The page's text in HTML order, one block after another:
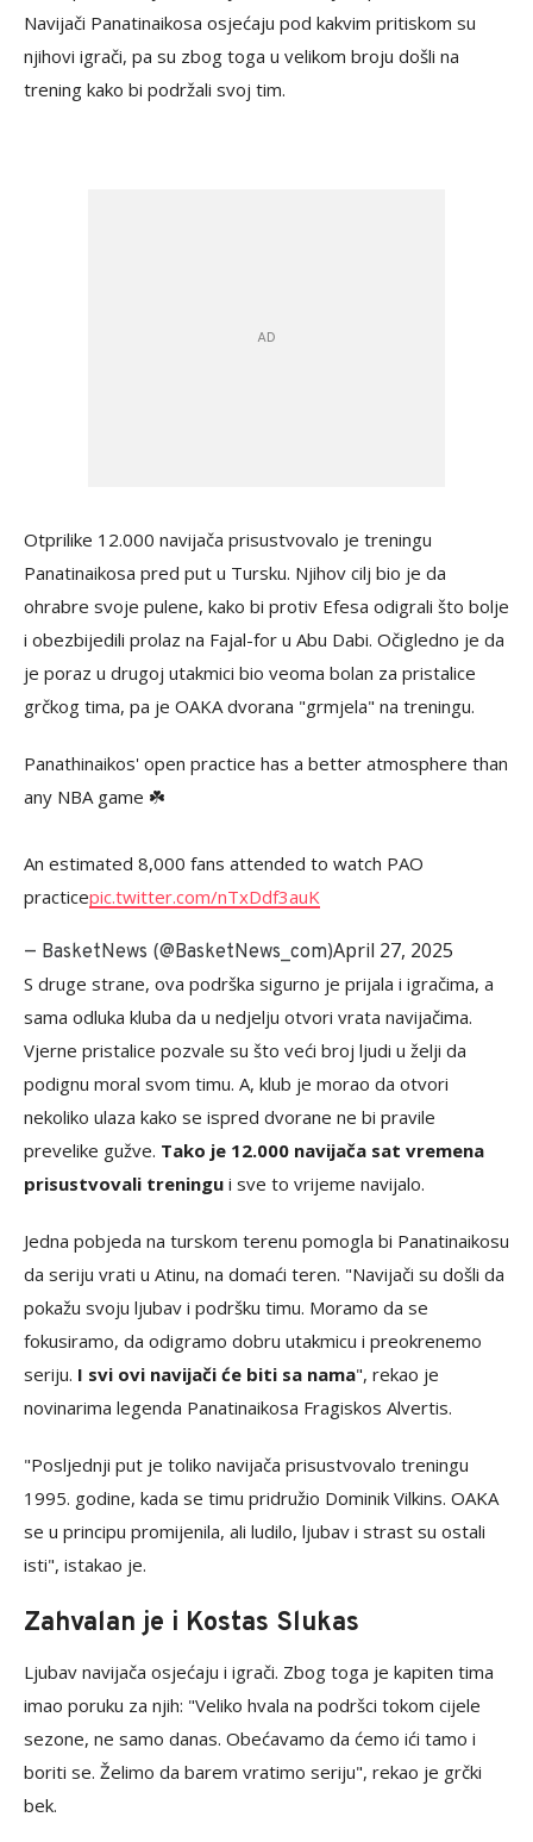
Navijači Panatinaikosa osjećaju pod kakvim pritiskom su
njihovi igrači, pa su zbog toga u velikom broju došli na
trening kako bi podržali svoj tim.
Otprilike 12.000 navijača prisustvovalo je treningu
Panatinaikosa pred put u Tursku. Njihov cilj bio je da
ohrabre svoje pulene, kako bi protiv Efesa odigrali što bolje
i obezbijedili prolaz na Fajal-for u Abu Dabi. Očigledno je da
je poraz u drugoj utakmici bio veoma bolan za pristalice
grčkog tima, pa je OAKA dvorana "grmjela" na treningu.
Panathinaikos' open practice has a better atmosphere than
any NBA game ☘️
An estimated 8,000 fans attended to watch PAO
practicepic.twitter.com/nTxDdf3auK
— BasketNews (@BasketNews_com)April 27, 2025
S druge strane, ova podrška sigurno je prijala i igračima, a
sama odluka kluba da u nedjelju otvori vrata navijačima.
Vjerne pristalice pozvale su što veći broj ljudi u želji da
podignu moral svom timu. A, klub je morao da otvori
nekoliko ulaza kako se ispred dvorane ne bi pravile
prevelike gužve. Tako je 12.000 navijača sat vremena
prisustvovali treningu i sve to vrijeme navijalo.
Jedna pobjeda na turskom terenu pomogla bi Panatinaikosu
da seriju vrati u Atinu, na domaći teren. "Navijači su došli da
pokažu svoju ljubav i podršku timu. Moramo da se
fokusiramo, da odigramo dobru utakmicu i preokrenemo
seriju. I svi ovi navijači će biti sa nama", rekao je
novinarima legenda Panatinaikosa Fragiskos Alvertis.
"Posljednji put je toliko navijača prisustvovalo treningu
1995. godine, kada se timu pridružio Dominik Vilkins. OAKA
se u principu promijenila, ali ludilo, ljubav i strast su ostali
isti", istakao je.
Zahvalan je i Kostas Slukas
Ljubav navijača osjećaju i igrači. Zbog toga je kapiten tima
imao poruku za njih: "Veliko hvala na podršci tokom cijele
sezone, ne samo danas. Obećavamo da ćemo ići tamo i
boriti se. Želimo da barem vratimo seriju", rekao je grčki
bek.